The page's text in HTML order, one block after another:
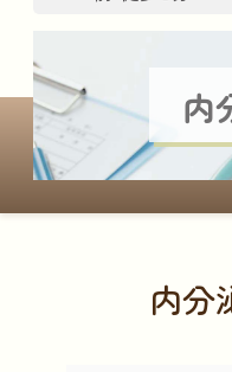
内
内分